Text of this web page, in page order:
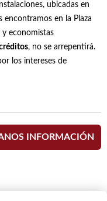
ubicadas en
encontramos en la Plaza
y economistas
, no se arrepentirá.
los intereses de
INFORMACIÓN